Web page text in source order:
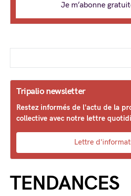
Je m’abonne
Tripalio newsletter
Restez informés de l'actu de la
collective avec notre lettre
Lettre
TENDANCES